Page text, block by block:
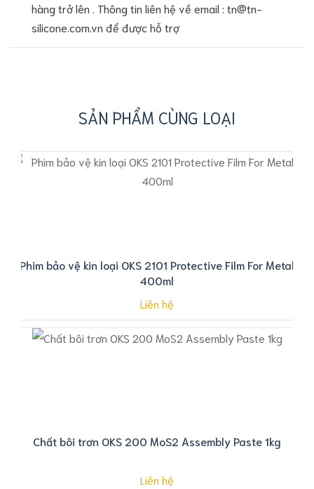
hàng trở lên . Thông tin liên hệ về email : tn@tn-
silicone.com.vn để được hỗ trợ
SẢN PHẨM CÙNG LOẠI
Phim bảo vệ kin loại OKS 2101 Protective Film For Metal
400ml
Liên hệ
Chất bôi trơn OKS 200 MoS2 Assembly Paste 1kg
Liên hệ